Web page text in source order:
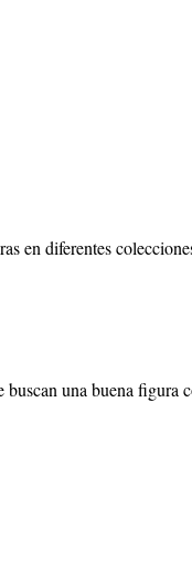
en diferentes
una buena